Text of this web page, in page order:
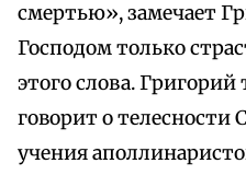
смертью», замечает
Господом только
этого слова.
говорит о телесности
учения